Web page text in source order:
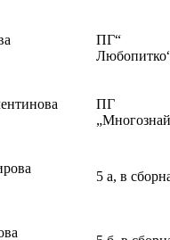
ПГ“
ПГ
5 а, в